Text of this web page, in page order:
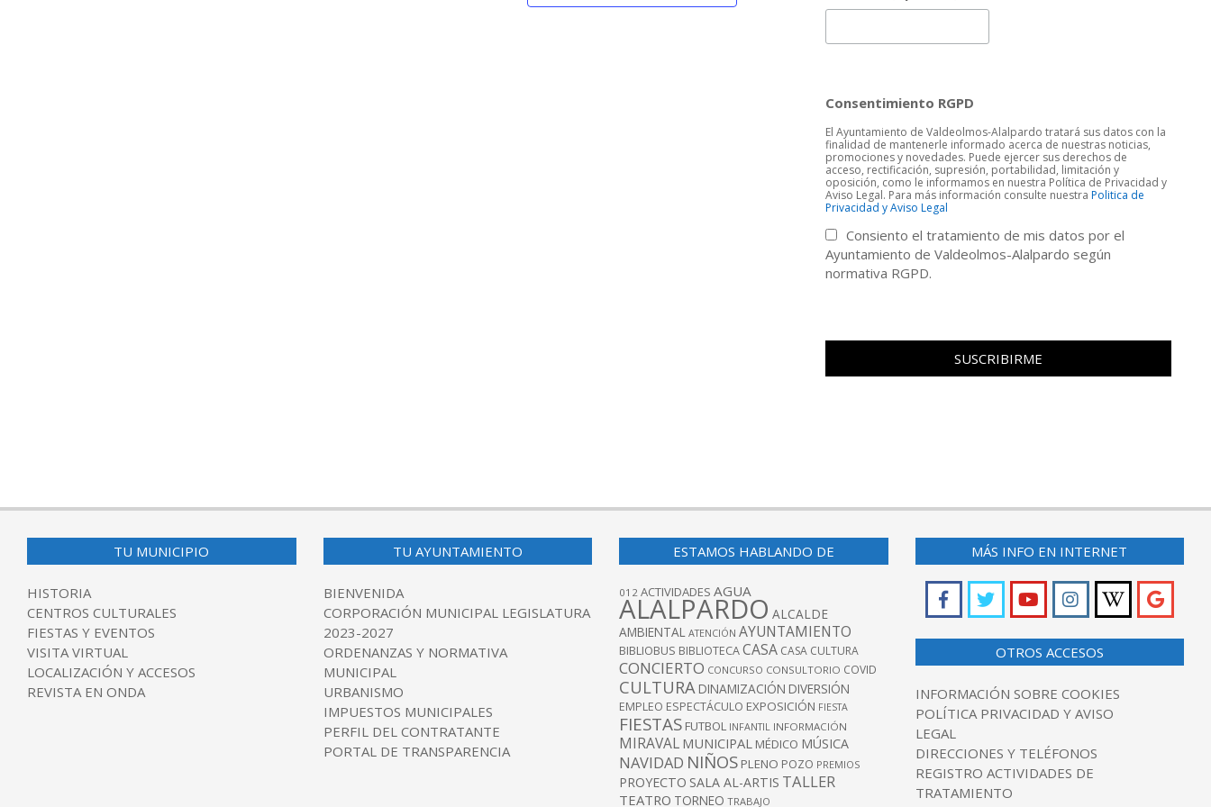
Consentimiento RGPD
El Ayuntamiento de Valdeolmos-Alalpardo tratará sus datos con la
finalidad de mantenerle informado acerca de nuestras noticias,
promociones y novedades. Puede ejercer sus derechos de
acceso, rectificación, supresión, portabilidad, limitación y
oposición, como le informamos en nuestra Política de Privacidad y
Aviso Legal. Para más información consulte nuestraPolitica de
Privacidad y Aviso Legal
Consiento el tratamiento de mis datos por el
Ayuntamiento de Valdeolmos-Alalpardo según
normativa RGPD.
TU MUNICIPIO
HISTORIA
CENTROS CULTURALES
FIESTAS Y EVENTOS
VISITA VIRTUAL
LOCALIZACIÓN Y ACCESOS
REVISTA EN ONDA
TU AYUNTAMIENTO
BIENVENIDA
CORPORACIÓN MUNICIPAL LEGISLATURA
2023-2027
ORDENANZAS Y NORMATIVA
MUNICIPAL
URBANISMO
IMPUESTOS MUNICIPALES
PERFIL DEL CONTRATANTE
PORTAL DE TRANSPARENCIA
ESTAMOS HABLANDO DE
012 ACTIVIDADES AGUA
ALALPARDO ALCALDE
AMBIENTAL ATENCIÓN AYUNTAMIENTO
BIBLIOBUS BIBLIOTECACASA CASA CULTURA
CONCIERTO CONCURSO CONSULTORIO COVID
CULTURA DINAMIZACIÓN DIVERSIÓN
EMPLEO ESPECTÁCULO EXPOSICIÓN FIESTA
FIESTAS FUTBOL INFANTIL INFORMACIÓN
MIRAVAL MUNICIPAL MÉDICO MÚSICA
NAVIDAD NIÑOS PLENO POZO PREMIOS
PROYECTO SALA AL-ARTIS TALLER
TEATRO TORNEO TRABAJO
MÁS INFO EN INTERNET
OTROS ACCESOS
INFORMACIÓN SOBRE COOKIES
POLÍTICA PRIVACIDAD Y AVISO
LEGAL
DIRECCIONES Y TELÉFONOS
REGISTRO ACTIVIDADES DE
TRATAMIENTO